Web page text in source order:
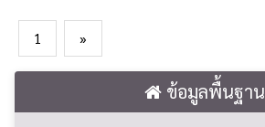
1 »
ข้อมูลพื้นฐาน